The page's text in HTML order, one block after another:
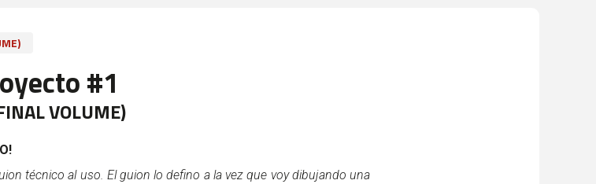
#1
VOLUME)
técnico al uso. El guion lo defino a la vez que voy dibujando una